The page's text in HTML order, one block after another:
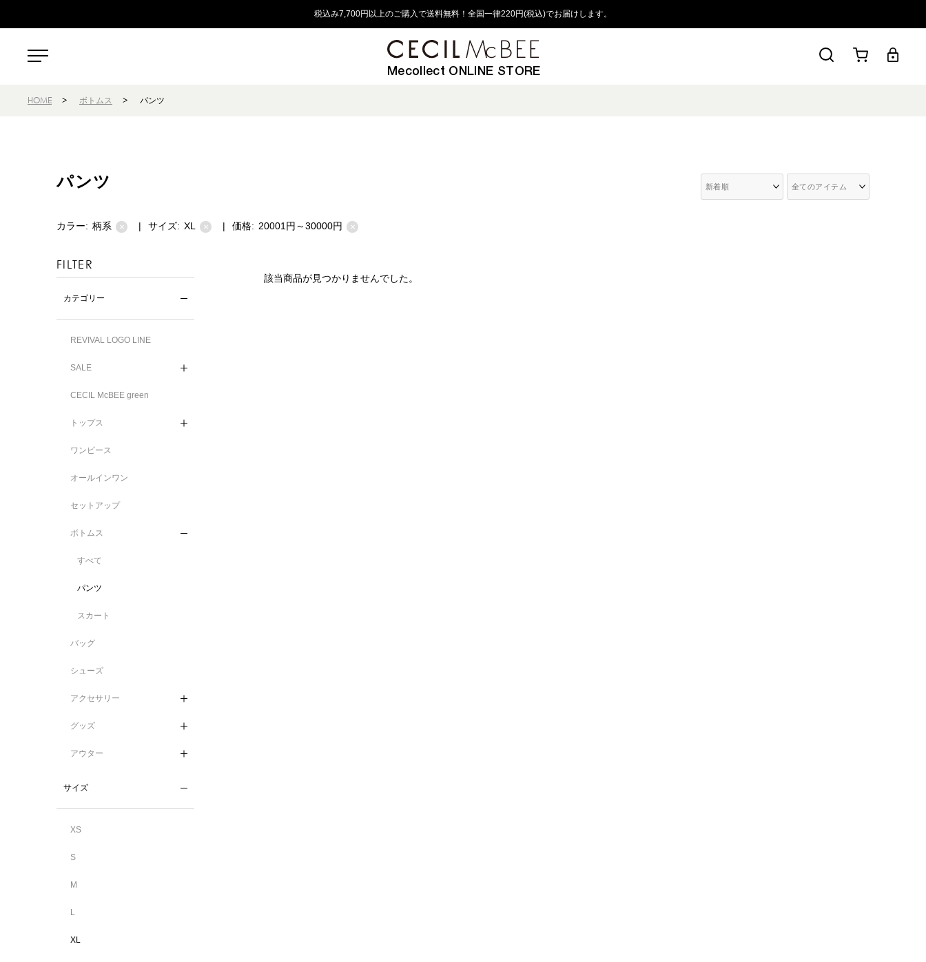
税込み7,700円以上のご購入で送料無料！全国一律220円(税込)でお届けします。
Mecollect ONLINE STORE
HOME > ボトムス > パンツ
パンツ
カラー: 柄系 × | サイズ: XL × | 価格: 20001円～30000円 ×
FILTER
カテゴリー
REVIVAL LOGO LINE
SALE
CECIL McBEE green
トップス
ワンピース
オールインワン
セットアップ
ボトムス
すべて
パンツ
スカート
バッグ
シューズ
アクセサリー
グッズ
アウター
サイズ
XS
S
M
L
XL
該当商品が見つかりませんでした。